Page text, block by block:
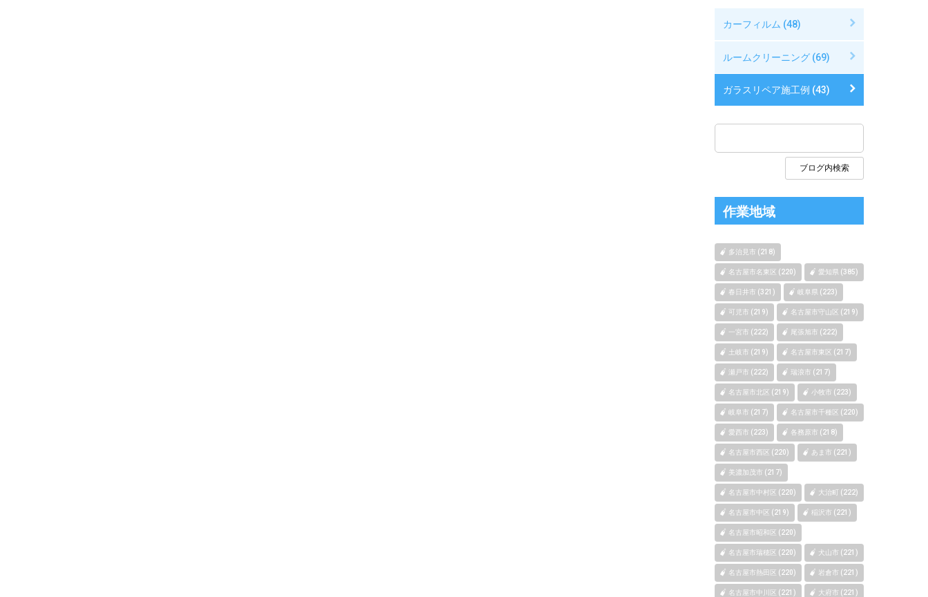
カーフィルム (48)
ルームクリーニング (69)
ガラスリペア施工例 (43)
作業地域
多治見市 (218)
名古屋市名東区 (220) 愛知県 (385)
春日井市 (321) 岐阜県 (223)
可児市 (219) 名古屋市守山区 (219)
一宮市 (222) 尾張旭市 (222)
土岐市 (219) 名古屋市東区 (217)
瀬戸市 (222) 瑞浪市 (217)
名古屋市北区 (219) 小牧市 (223)
岐阜市 (217) 名古屋市千種区 (220)
愛西市 (223) 各務原市 (218)
名古屋市西区 (220) あま市 (221)
美濃加茂市 (217)
名古屋市中村区 (220) 大治町 (222)
名古屋市中区 (219) 稲沢市 (221)
名古屋市昭和区 (220)
名古屋市瑞穂区 (220) 犬山市 (221)
名古屋市熱田区 (220) 岩倉市 (221)
名古屋市中川区 (221) 大府市 (221)